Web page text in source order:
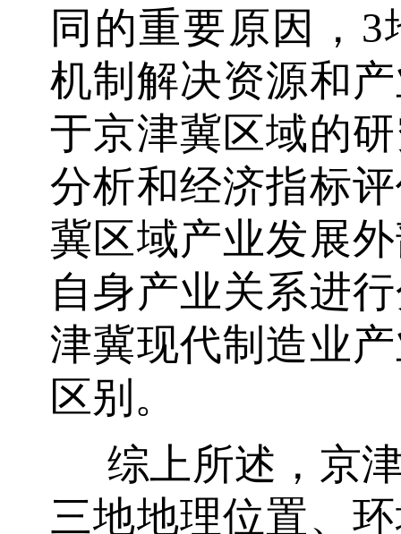
同的重要原因，
机制解决资源和
于京津冀区域的
分析和经济指标
冀区域产业发展
自身产业关系进
津冀现代制造业
区别。
综上所述，京
三地地理位置、